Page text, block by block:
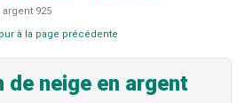
925
à la page précédente
neige en argent